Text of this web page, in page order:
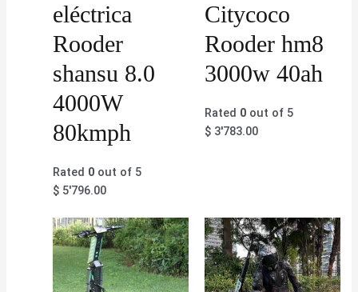
eléctrica
Rooder
shansu 8.0
4000W
80kmph
Rated 0 out of 5
$ 5'796.00
Citycoco
Rooder hm8
3000w 40ah
Rated 0out of 5
$3'783.00